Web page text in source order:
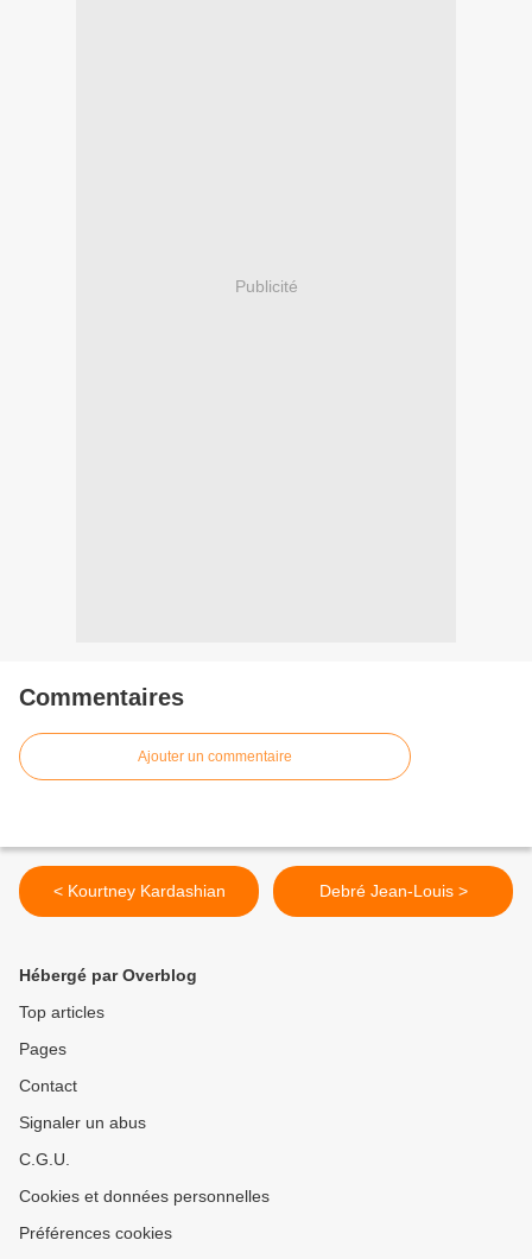
Publicité
Commentaires
Ajouter un commentaire
< Kourtney Kardashian Debré Jean-Louis >
Hébergé par Overblog
Top articles
Pages
Contact
Signaler un abus
C.G.U.
Cookies et données personnelles
Préférences cookies